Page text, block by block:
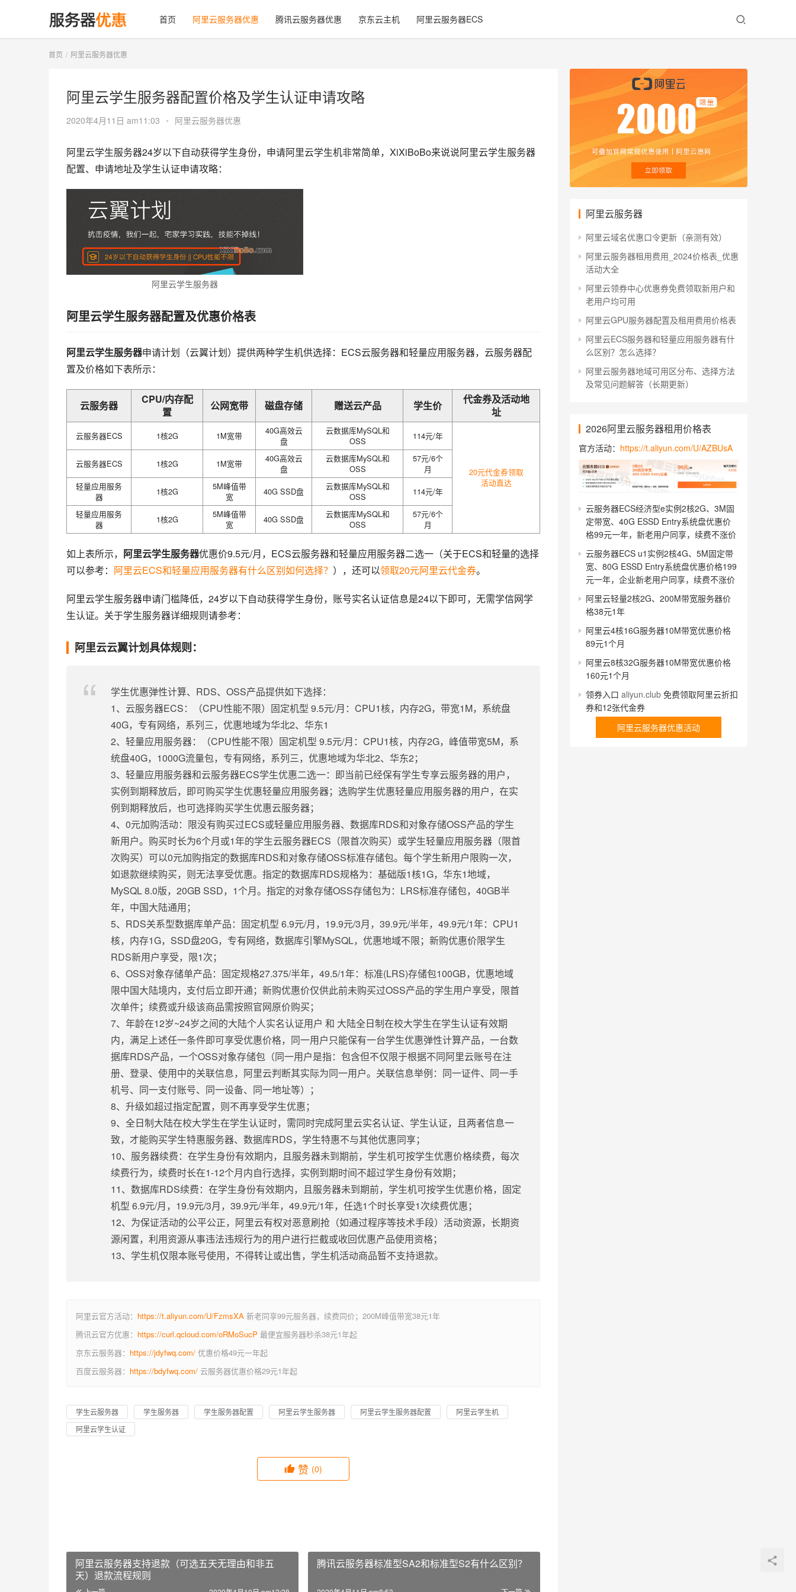
首页 阿里云服务器优惠 腾讯云服务器优惠 京东云主机 阿里云服务器ECS
首页 阿里云服务器优惠
阿里云学生服务器配置价格及学生认证申请攻略
2020年4月11日 am11:03 • 阿里云服务器优惠
阿里云学生服务器24岁以下自动获得学生身份，申请阿里云学生机非常简单，XiXiBoBo来说说阿里云学生服务器
配置、申请地址及学生认证申请攻略：
阿里云学生服务器
阿里云学生服务器配置及优惠价格表
阿里云学生服务器申请计划（云翼计划）提供两种学生机供选择：ECS云服务器和轻量应用服务器，云服务器配
置及价格如下表所示：
云服务器
CPU/内存配
置
公网宽带 磁盘存储 赠送云产品 学生价
代金券及活动地
址
云服务器ECS 1核2G 1M宽带
40G高效云
盘
云数据库MySQL和
OSS
114元/年
20元代金券领取
活动直达
云服务器ECS 1核2G 1M宽带
40G高效云
盘
云数据库MySQL和
OSS
57元/6个
月
轻量应用服务
器
1核2G
5M峰值带
宽
40G SSD盘
云数据库MySQL和
OSS
114元/年
轻量应用服务
器
1核2G
5M峰值带
宽
40G SSD盘
云数据库MySQL和
OSS
57元/6个
月
如上表所示， 阿里云学生服务器优惠价9.5元/月，ECS云服务器和轻量应用服务器二选一（关于ECS和轻量的选择
可以参考： 阿里云ECS和轻量应用服务器有什么区别如何选择？ ），还可以领取20元阿里云代金券。
阿里云学生服务器申请门槛降低，24岁以下自动获得学生身份，账号实名认证信息是24以下即可，无需学信网学
生认证。关于学生服务器详细规则请参考：
阿里云云翼计划具体规则：
学生优惠弹性计算、RDS、OSS产品提供如下选择：
1、云服务器ECS：（CPU性能不限）固定机型 9.5元/月：CPU1核，内存2G，带宽1M，系统盘
40G，专有网络，系列三，优惠地域为华北2、华东1
2、轻量应用服务器：（CPU性能不限）固定机型 9.5元/月：CPU1核，内存2G，峰值带宽5M，系
统盘40G，1000G流量包，专有网络，系列三，优惠地域为华北2、华东2；
3、轻量应用服务器和云服务器ECS学生优惠二选一：即当前已经保有学生专享云服务器的用户，
实例到期释放后，即可购买学生优惠轻量应用服务器；选购学生优惠轻量应用服务器的用户，在实
例到期释放后，也可选择购买学生优惠云服务器；
4、0元加购活动：限没有购买过ECS或轻量应用服务器、数据库RDS和对象存储OSS产品的学生
新用户。购买时长为6个月或1年的学生云服务器ECS（限首次购买）或学生轻量应用服务器（限首
次购买）可以0元加购指定的数据库RDS和对象存储OSS标准存储包。每个学生新用户限购一次，
如退款继续购买，则无法享受优惠。指定的数据库RDS规格为：基础版1核1G，华东1地域，
MySQL 8.0版，20GB SSD，1个月。指定的对象存储OSS存储包为：LRS标准存储包，40GB半
年，中国大陆通用；
5、RDS关系型数据库单产品：固定机型 6.9元/月，19.9元/3月，39.9元/半年，49.9元/1年：CPU1
核，内存1G，SSD盘20G，专有网络，数据库引擎MySQL，优惠地域不限；新购优惠价限学生
RDS新用户享受，限1次；
6、OSS对象存储单产品：固定规格27.375/半年，49.5/1年：标准(LRS)存储包100GB，优惠地域
限中国大陆境内，支付后立即开通；新购优惠价仅供此前未购买过OSS产品的学生用户享受，限首
次单件；续费或升级该商品需按照官网原价购买；
7、年龄在12岁~24岁之间的大陆个人实名认证用户 和 大陆全日制在校大学生在学生认证有效期
内，满足上述任一条件即可享受优惠价格，同一用户只能保有一台学生优惠弹性计算产品，一台数
据库RDS产品，一个OSS对象存储包（同一用户是指：包含但不仅限于根据不同阿里云账号在注
册、登录、使用中的关联信息，阿里云判断其实际为同一用户。关联信息举例：同一证件、同一手
机号、同一支付账号、同一设备、同一地址等）；
8、升级如超过指定配置，则不再享受学生优惠；
9、全日制大陆在校大学生在学生认证时，需同时完成阿里云实名认证、学生认证，且两者信息一
致，才能购买学生特惠服务器、数据库RDS，学生特惠不与其他优惠同享；
10、服务器续费：在学生身份有效期内，且服务器未到期前，学生机可按学生优惠价格续费，每次
续费行为，续费时长在1-12个月内自行选择，实例到期时间不超过学生身份有效期；
11、数据库RDS续费：在学生身份有效期内，且服务器未到期前，学生机可按学生优惠价格，固定
机型 6.9元/月，19.9元/3月，39.9元/半年，49.9元/1年，任选1个时长享受1次续费优惠；
12、为保证活动的公平公正，阿里云有权对恶意刷抢（如通过程序等技术手段）活动资源，长期资
源闲置，利用资源从事违法违规行为的用户进行拦截或收回优惠产品使用资格；
13、学生机仅限本账号使用，不得转让或出售，学生机活动商品暂不支持退款。
阿里云官方活动： https://t.aliyun.com/U/FzmsXA 新老同享99元服务器，续费同价；200M峰值带宽38元1年
腾讯云官方优惠： https://curl.qcloud.com/oRMoSucP 最便宜服务器秒杀38元1年起
京东云服务器： https://jdyfwq.com/ 优惠价格49元一年起
百度云服务器： https://bdyfwq.com/ 云服务器优惠价格29元1年起
学生云服务器 学生服务器 学生服务器配置 阿里云学生服务器 阿里云学生服务器配置
阿里云学生机
阿里云学生认证
赞 (0)
阿里云服务器支持退款（可选五天无理由和非五
天）退款流程规则
腾讯云服务器标准型SA2和标准型S2有什么区别？
阿里云服务器
阿里云域名优惠口令更新（亲测有效）
阿里云服务器租用费用_2024价格表_优惠
活动大全
阿里云领券中心优惠券免费领取新用户和
老用户均可用
阿里云GPU服务器配置及租用费用价格表
阿里云ECS服务器和轻量应用服务器有什
么区别？怎么选择？
阿里云服务器地域可用区分布、选择方法
及常见问题解答（长期更新）
2026阿里云服务器租用价格表
官方活动： https://t.aliyun.com/U/AZBUsA
云服务器ECS经济型e实例2核2G、3M固
定带宽、40G ESSD Entry系统盘优惠价
格99元一年，新老用户同享，续费不涨价
云服务器ECS u1实例2核4G、5M固定带
宽、80G ESSD Entry系统盘优惠价格199
元一年，企业新老用户同享，续费不涨价
阿里云轻量2核2G、200M带宽服务器价
格38元1年
阿里云4核16G服务器10M带宽优惠价格
89元1个月
阿里云8核32G服务器10M带宽优惠价格
160元1个月
领券入口 aliyun.club 免费领取阿里云折扣
券和12张代金券
阿里云服务器优惠活动